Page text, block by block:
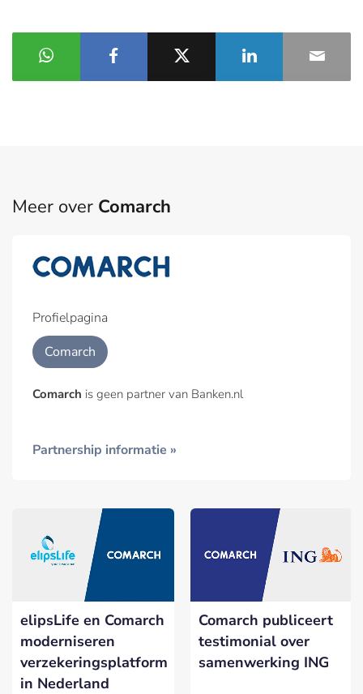
Meer over Comarch
Profielpagina
Comarch
Comarch is geen partner van Banken.nl
Partnership informatie »
elipsLife en Comarch
moderniseren
verzekeringsplatform
in Nederland
Comarch publiceert
testimonial over
samenwerking ING